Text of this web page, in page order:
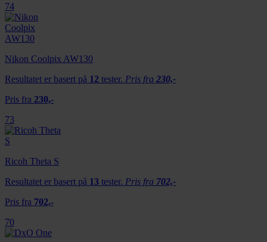
74
Nikon Coolpix AW130
Resultatet er basert på 12 tester. Pris fra 230,-
Pris fra 230,-
73
Ricoh Theta S
Resultatet er basert på 13 tester. Pris fra 702,-
Pris fra 702,-
70